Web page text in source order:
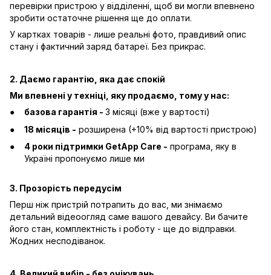
перевірки пристрою у відділенні, щоб ви могли впевнено
зробити остаточне рішення ще до оплати.
У картках товарів - лише реальні фото, правдивий опис
стану і фактичний заряд батареї. Без прикрас.
2. Даємо гарантію, яка дає спокій
Ми впевнені у техніці, яку продаємо, тому у нас:
базова гарантія - 3 місяці (вже у вартості)
18 місяців - розширена (+10% від вартості пристрою)
4 роки підтримки GetApp Care - програма, яку в
Україні пропонуємо лише ми
3. Прозорість передусім
Перш ніж пристрій потрапить до вас, ми знімаємо
детальний відеоогляд саме вашого девайсу. Ви бачите
його стан, комплектність і роботу - ще до відправки.
Жодних несподіванок.